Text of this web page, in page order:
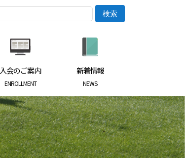
入会のご案内
ENROLLMENT
新着情報
NEWS